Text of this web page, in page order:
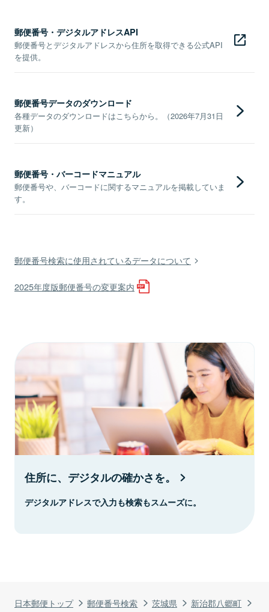
日本郵便トップ 郵便番号検索 茨城県
新治郡八郷町
郵便番号・デジタルアドレスAPI
郵便番号とデジタルアドレスから住所を取得できる公式API
を提供。
郵便番号データのダウンロード
各種データのダウンロードはこちらから。（2026年7月31日
更新）
郵便番号・バーコードマニュアル
郵便番号や、バーコードに関するマニュアルを掲載していま
す。
郵便番号検索に使用されているデータについて
2025年度版郵便番号の変更案内
住所に、デジタルの確かさを。
デジタルアドレスで入力も検索もスムーズに。